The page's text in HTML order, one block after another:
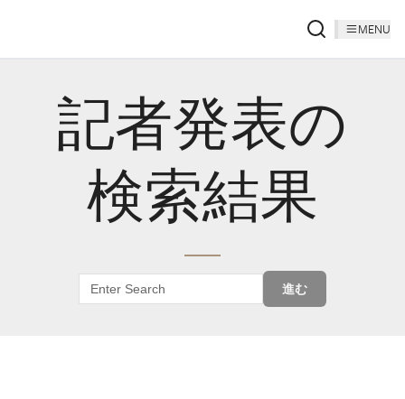
MENU
記者発表の
検索結果
進む